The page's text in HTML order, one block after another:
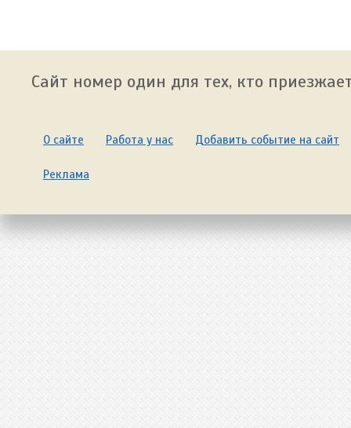
Сайт номер один для тех, кто
О сайте Работа у нас Добавить событие на сайт
Реклама